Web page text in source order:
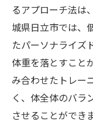
るアプローチ法は
城県日立市では、
たパーソナライズ
体重を落とすこと
み合わせたトレー
く、体全体のバラ
させることができ